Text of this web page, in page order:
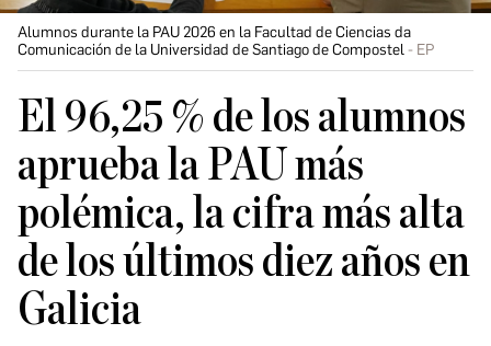
Alumnos durante la PAU 2026 en la Facultad de Ciencias da
Comunicación de la Universidad de Santiago de Compostel
EP
El 96,25 % de los alumnos
aprueba la PAU más
polémica, la cifra más alta
de los últimos diez años en
Galicia